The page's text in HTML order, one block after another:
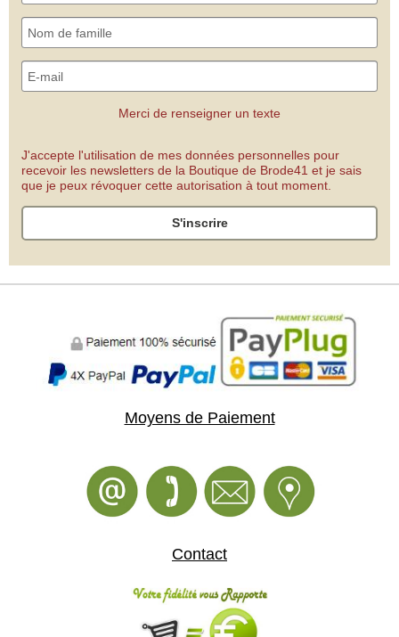
Merci de renseigner un texte
J'accepte l'utilisation de mes données personnelles pour
recevoir les newsletters de la Boutique de Brode41 et je sais
que je peux révoquer cette autorisation à tout moment.
S'inscrire
Moyens de Paiement
Contact